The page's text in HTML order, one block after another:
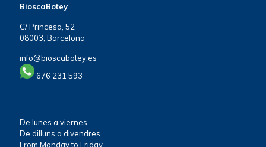
BioscaBotey
C/ Princesa, 52
08003, Barcelona
info@bioscabotey.es
676 231 593
De lunes a viernes
De dilluns a divendres
From Monday to Friday